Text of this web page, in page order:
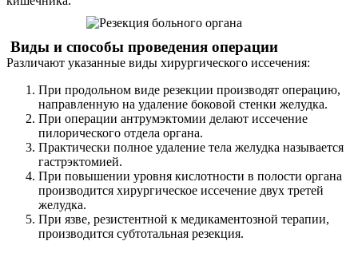
Виды и способы проведения операции
Различают указанные виды хирургического иссечения:
При продольном виде резекции производят операцию,
направленную на удаление боковой стенки желудка.
При операции антрумэктомии делают иссечение
пилорического отдела органа.
Практически полное удаление тела желудка называется
гастрэктомией.
При повышении уровня кислотности в полости органа
производится хирургическое иссечение двух третей
желудка.
При язве, резистентной к медикаментозной терапии,
производится субтотальная резекция.